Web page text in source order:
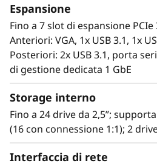
espansione. State al passo
esigenze di crescita IT,
di espansione dei più
2U/4S Lenovo, equipaggiati
Intel®Xeon®Scalable di
Espansione
Fino a 7 slot di espansione PCIe
Anteriori: VGA, 1x USB 3.1, 1x
Posteriori: 2x USB 3.1, porta
di gestione dedicata 1 GbE
Storage interno
Fino a 24 drive da 2,5”;
(16 con connessione 1:1); 2
Interfaccia di rete